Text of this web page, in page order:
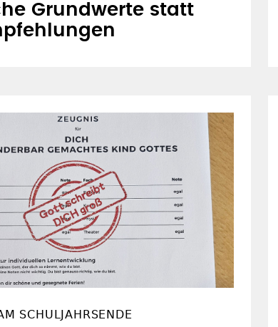
Grundwerte statt
SCHULJAHRSENDE